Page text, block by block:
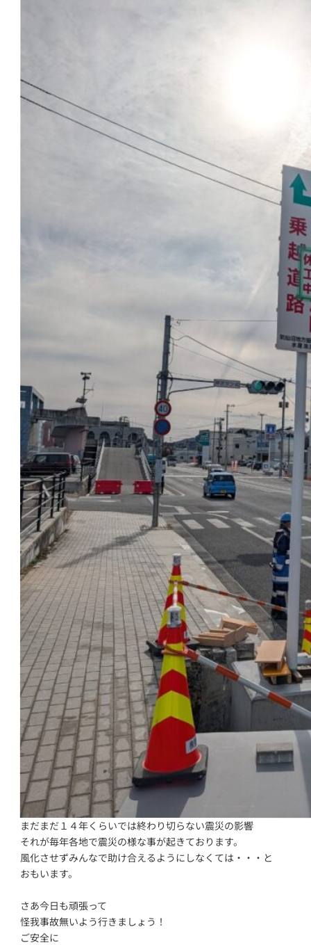
まだまだ１４年くらいでは終わり切らない震災の影響
それが毎年各地で震災の様な事が起きております。
風化させずみんなで助け合えるようにしなくては・・・と
おもいます。
さあ今日も頑張って
怪我事故無いよう行きましょう！
ご安全に